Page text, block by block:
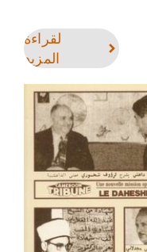
لقراءة
المزيد